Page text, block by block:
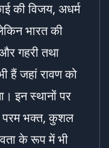
की विजय, अधर्म
भारत की
गहरी तथा
हैं जहां रावण को
इन स्थानों पर
परम भक्त, कुशल
के रूप में भी